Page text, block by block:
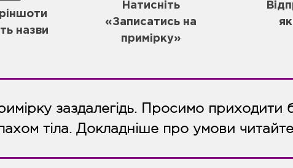
назви
Натисніть
«Записатись на
примірку»
заздалегідь. Просимо приходити
тіла. Докладніше про умови читайте